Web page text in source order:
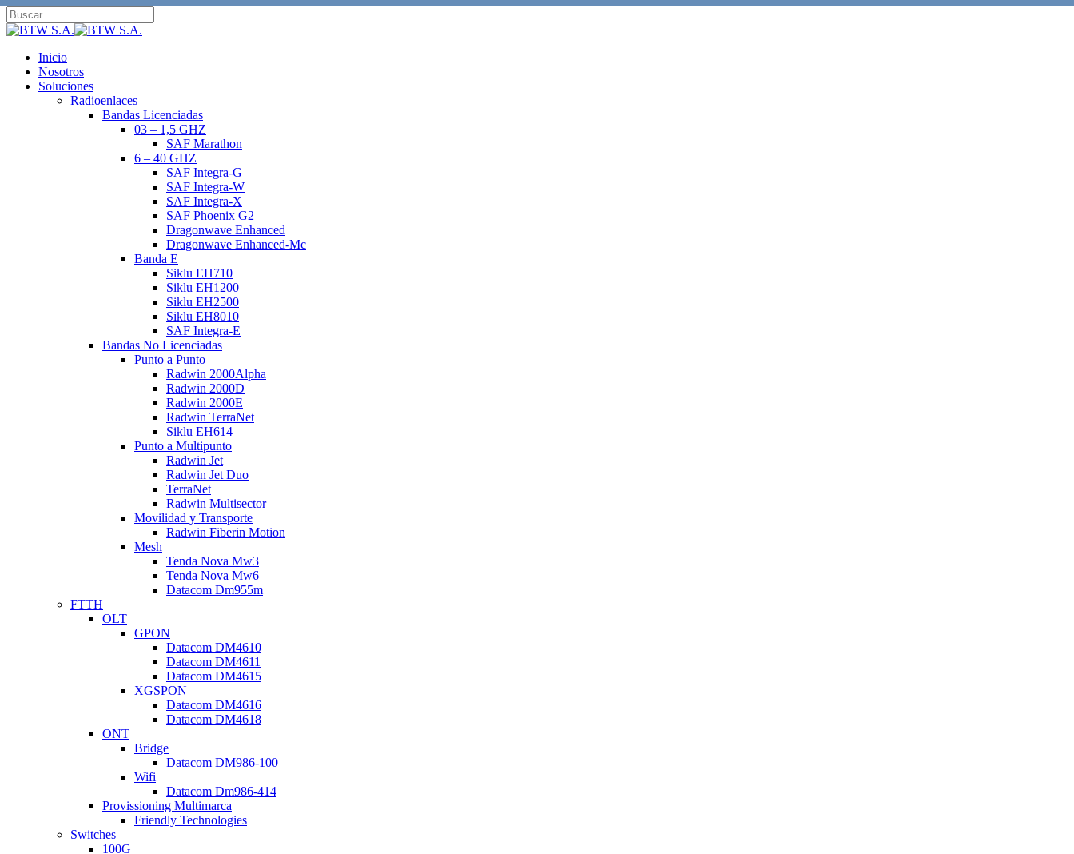
Skip
to
content
Close
search
Menu
Inicio
Nosotros
Soluciones
Radioenlaces
Bandas Licenciadas
03 – 1,5 GHZ
SAF Marathon
6 – 40 GHZ
SAF Integra-G
SAF Integra-W
SAF Integra-X
SAF Phoenix G2
Dragonwave Enhanced
Dragonwave Enhanced-Mc
Banda E
Siklu EH710
Siklu EH1200
Siklu EH2500
Siklu EH8010
SAF Integra-E
Bandas No Licenciadas
Punto a Punto
Radwin 2000Alpha
Radwin 2000D
Radwin 2000E
Radwin TerraNet
Siklu EH614
Punto a Multipunto
Radwin Jet
Radwin Jet Duo
TerraNet
Radwin Multisector
Movilidad y Transporte
Radwin Fiberin Motion
Mesh
Tenda Nova Mw3
Tenda Nova Mw6
Datacom Dm955m
FTTH
OLT
GPON
Datacom DM4610
Datacom DM4611
Datacom DM4615
XGSPON
Datacom DM4616
Datacom DM4618
ONT
Bridge
Datacom DM986-100
Wifi
Datacom Dm986-414
Provissioning Multimarca
Friendly Technologies
Switches
100G